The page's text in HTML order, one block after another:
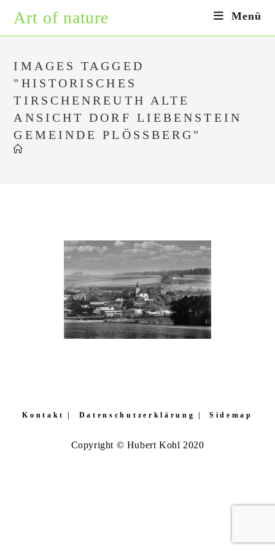
Inhalt
springen
Art of nature Menü
IMAGES TAGGED
"HISTORISCHES
TIRSCHENREUTH ALTE
ANSICHT DORF LIEBENSTEIN
GEMEINDE PLÖSSBERG"
Kontakt Datenschutzerklärung Sidemap
Copyright © Hubert Kohl 2020